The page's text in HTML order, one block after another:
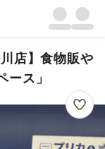
店】食物販や
ス」